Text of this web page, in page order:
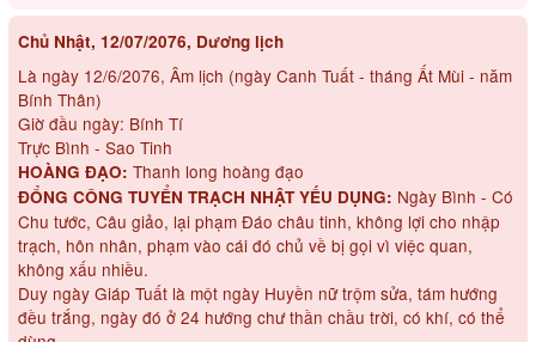
Chủ Nhật, 12/07/2076, Dương lịch
Là ngày 12/6/2076, Âm lịch (ngày Canh Tuất - tháng Ất Mùi - năm
Bính Thân)
Giờ đầu ngày: Bính Tí
Trực Bình - Sao Tinh
HOÀNG ĐẠO: Thanh long hoàng đạo
ĐỔNG CÔNG TUYỂN TRẠCH NHẬT YẾU DỤNG: Ngày Bình - Có
Chu tước, Câu giảo, lại phạm Đáo châu tinh, không lợi cho nhập
trạch, hôn nhân, phạm vào cái đó chủ về bị gọi vì việc quan,
không xấu nhiều.
Duy ngày Giáp Tuất là một ngày Huyền nữ trộm sửa, tám hướng
đều trắng, ngày đó ở 24 hướng chư thần chầu trời, có khí, có thể